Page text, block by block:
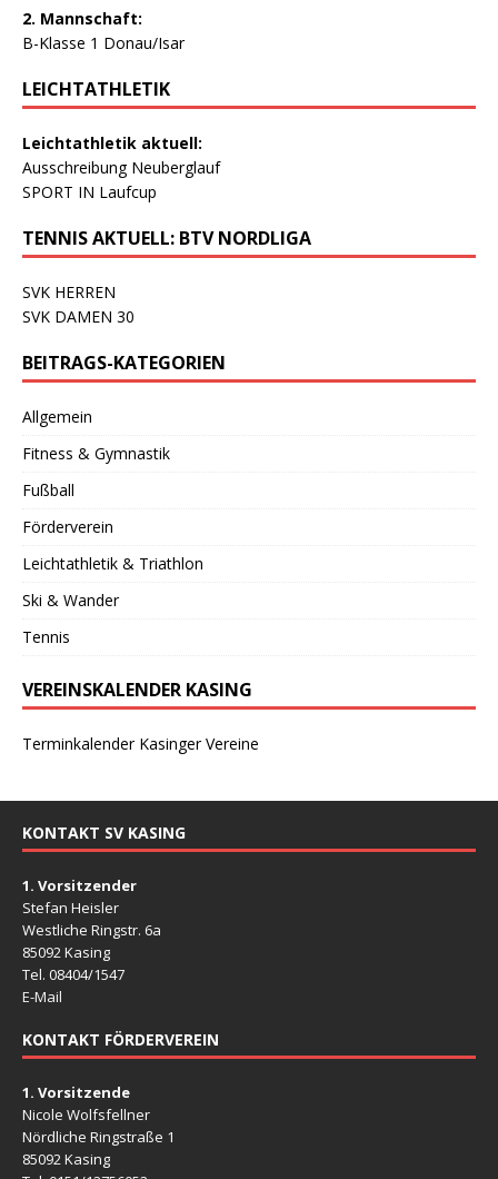
2. Mannschaft:
B-Klasse 1 Donau/Isar
LEICHTATHLETIK
Leichtathletik aktuell:
Ausschreibung Neuberglauf
SPORT IN Laufcup
TENNIS AKTUELL: BTV NORDLIGA
SVK HERREN
SVK DAMEN 30
BEITRAGS-KATEGORIEN
Allgemein
Fitness & Gymnastik
Fußball
Förderverein
Leichtathletik & Triathlon
Ski & Wander
Tennis
VEREINSKALENDER KASING
Terminkalender Kasinger Vereine
KONTAKT SV KASING
1. Vorsitzender
Stefan Heisler
Westliche Ringstr. 6a
85092 Kasing
Tel. 08404/1547
E-Mail
KONTAKT FÖRDERVEREIN
1. Vorsitzende
Nicole Wolfsfellner
Nördliche Ringstraße 1
85092 Kasing